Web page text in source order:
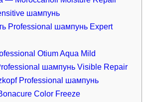
шампунь
Professional шампунь Expert
Otium Aqua Mild
шампунь Visible Repair
Professional шампунь
Color Freeze